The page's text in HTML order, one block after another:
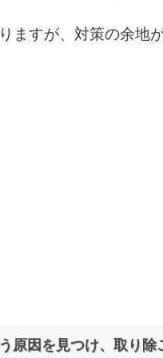
ますが、対策の余地
原因を見つけ、取り除